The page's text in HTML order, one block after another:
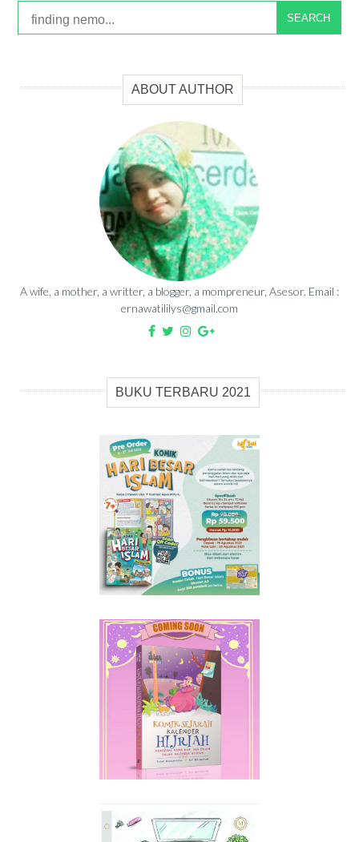
SEARCH
ABOUT AUTHOR
A wife, a mother, a writter, a blogger, a mompreneur, Asesor. Email :
ernawatililys@gmail.com
BUKU TERBARU 2021